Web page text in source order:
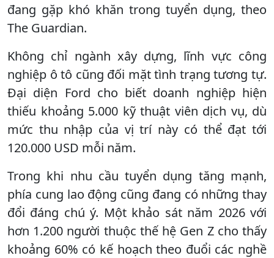
đang gặp khó khăn trong tuyển dụng, theo
The Guardian.
Không chỉ ngành xây dựng, lĩnh vực công
nghiệp ô tô cũng đối mặt tình trạng tương tự.
Đại diện Ford cho biết doanh nghiệp hiện
thiếu khoảng 5.000 kỹ thuật viên dịch vụ, dù
mức thu nhập của vị trí này có thể đạt tới
120.000 USD mỗi năm.
Trong khi nhu cầu tuyển dụng tăng mạnh,
phía cung lao động cũng đang có những thay
đổi đáng chú ý. Một khảo sát năm 2026 với
hơn 1.200 người thuộc thế hệ Gen Z cho thấy
khoảng 60% có kế hoạch theo đuổi các nghề